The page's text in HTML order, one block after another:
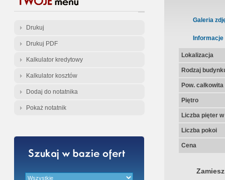
Gratis - Przedwstępna Umowa
Drukuj
Drukuj PDF
Kalkulator kredytowy
Kalkulator kosztów
Dodaj do notatnika
Pokaż notatnik
Galeria
Informacje
Lokalizacja
Rodzaj
Pow.
Piętro
Liczba pięter
Liczba pokoi
Cena